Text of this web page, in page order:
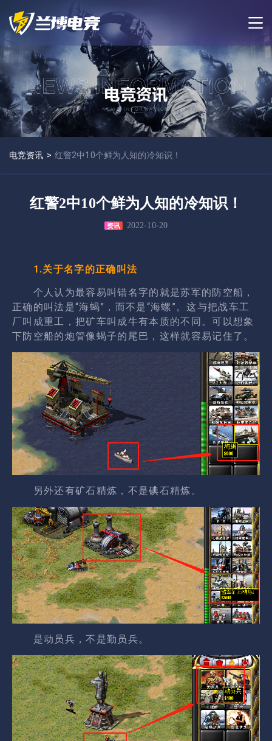
电竞资讯 > 红警2中10个鲜为人知的冷知识！
红警2中10个鲜为人知的冷知识！
资讯 2022-10-20
1.关于名字的正确叫法
个人认为最容易叫错名字的就是苏军的防空船，
正确的叫法是“海蝎”，而不是“海螺”。这与把战车工
厂叫成重工，把矿车叫成牛有本质的不同。可以想象
下防空船的炮管像蝎子的尾巴，这样就容易记住了。
另外还有矿石精炼，不是碘石精炼。
是动员兵，不是勤员兵。